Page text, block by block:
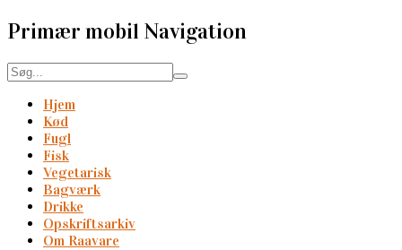
Primær mobil Navigation
Hjem
Kød
Fugl
Fisk
Vegetarisk
Bagværk
Drikke
Opskriftsarkiv
Om Raavare